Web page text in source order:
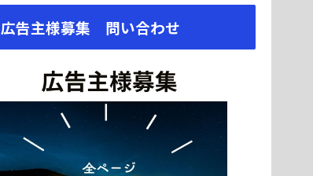
広告主様募集 問い合わせ